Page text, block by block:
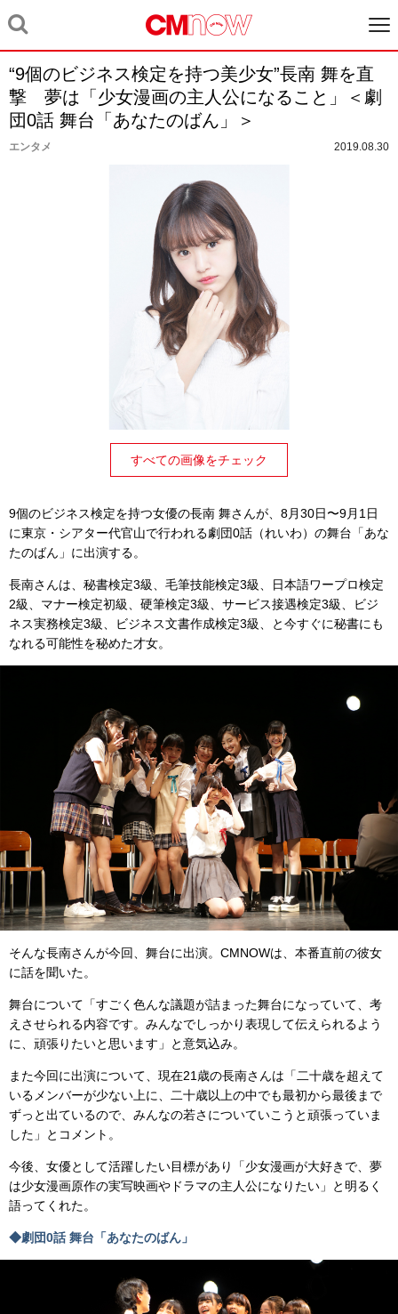
“9個のビジネス検定を持つ美少女”長南 舞を直
撃 夢は「少女漫画の主人公になること」＜劇
団0話 舞台「あなたのばん」＞
エンタメ 2019.08.30
すべての画像をチェック
9個のビジネス検定を持つ女優の長南 舞さんが、8月30日〜9月1日
に東京・シアター代官山で行われる劇団0話（れいわ）の舞台「あな
たのばん」に出演する。
長南さんは、秘書検定3級、毛筆技能検定3級、日本語ワープロ検定
2級、マナー検定初級、硬筆検定3級、サービス接遇検定3級、ビジ
ネス実務検定3級、ビジネス文書作成検定3級、と今すぐに秘書にも
なれる可能性を秘めた才女。
そんな長南さんが今回、舞台に出演。CMNOWは、本番直前の彼女
に話を聞いた。
舞台について「すごく色んな議題が詰まった舞台になっていて、考
えさせられる内容です。みんなでしっかり表現して伝えられるよう
に、頑張りたいと思います」と意気込み。
また今回に出演について、現在21歳の長南さんは「二十歳を超えて
いるメンバーが少ない上に、二十歳以上の中でも最初から最後まで
ずっと出ているので、みんなの若さについていこうと頑張っていま
した」とコメント。
今後、女優として活躍したい目標があり「少女漫画が大好きで、夢
は少女漫画原作の実写映画やドラマの主人公になりたい」と明るく
語ってくれた。
◆劇団0話 舞台「あなたのばん」